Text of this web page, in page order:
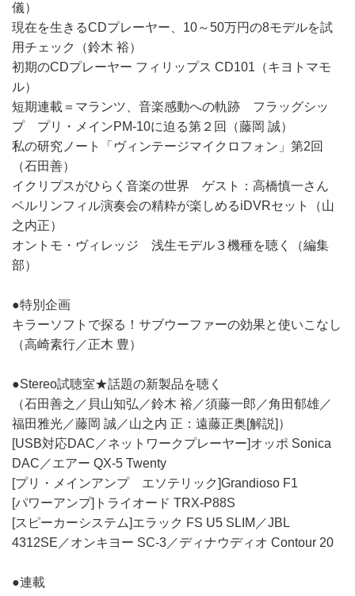
儀）
現在を生きるCDプレーヤー、10～50万円の8モデルを試
用チェック（鈴木 裕）
初期のCDプレーヤー フィリップス CD101（キヨトマモ
ル）
短期連載＝マランツ、音楽感動への軌跡 フラッグシッ
プ プリ・メインPM-10に迫る第２回（藤岡 誠）
私の研究ノート「ヴィンテージマイクロフォン」第2回
（石田善）
イクリプスがひらく音楽の世界 ゲスト：高橋慎一さん
ベルリンフィル演奏会の精粋が楽しめるiDVRセット（山
之内正）
オントモ・ヴィレッジ 浅生モデル３機種を聴く（編集
部）
●特別企画
キラーソフトで探る！サブウーファーの効果と使いこなし
（高崎素行／正木 豊）
●Stereo試聴室★話題の新製品を聴く
（石田善之／貝山知弘／鈴木 裕／須藤一郎／角田郁雄／
福田雅光／藤岡 誠／山之内 正：遠藤正奥[解説]）
[USB対応DAC／ネットワークプレーヤー]オッポ Sonica
DAC／エアー QX-5 Twenty
[プリ・メインアンプ エソテリック]Grandioso F1
[パワーアンプ]トライオード TRX-P88S
[スピーカーシステム]エラック FS U5 SLIM／JBL
4312SE／オンキヨー SC-3／ディナウディオ Contour 20
●連載